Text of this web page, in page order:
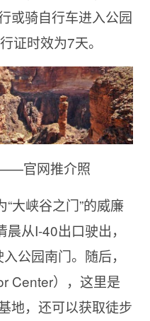
或骑自行车进入公园
证时效为7天。
官网推介照
大峡谷之门”的威廉
从I-40出口驶出，
公园南门。随后，
Center），这里是
地，还可以获取徒步